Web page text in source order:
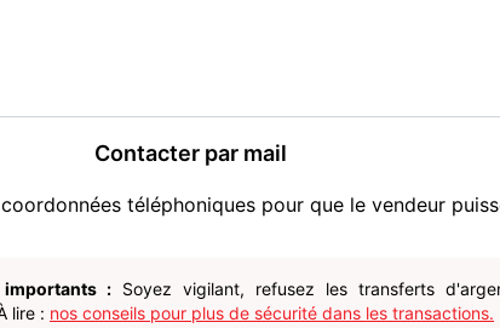
Contacter par mail
téléphoniques pour que le vendeur
: Soyez vigilant, refusez les transferts
lire : nos conseils pour plus de sécurité dans les transactions.